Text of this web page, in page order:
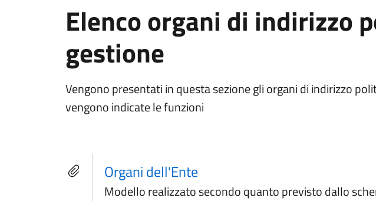
Elenco organi di indirizzo
gestione
Vengono presentati in questa sezione gli organi di indirizzo
vengono indicate le funzioni
Organi dell'Ente
Modello realizzato secondo quanto previsto dallo